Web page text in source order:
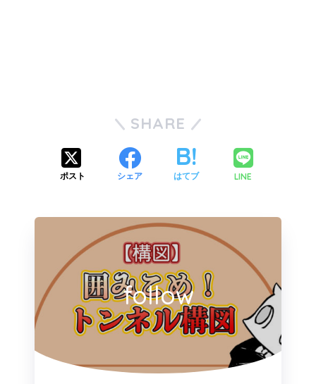
SHARE
ポスト シェア はてブ LINE
follow